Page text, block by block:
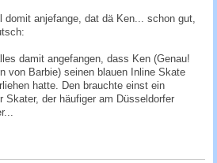
domit anjefange, dat dä Ken... schon gut,
damit angefangen, dass Ken (Genau!
von Barbie) seinen blauen Inline Skate
hatte. Den brauchte einst ein
Skater, der häufiger am Düsseldorfer